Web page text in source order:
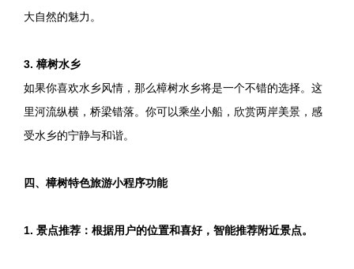
大自然的魅力。
3. 樟树水乡
如果你喜欢水乡风情，那么樟树水乡将是一个不错的选择。这
里河流纵横，桥梁错落。你可以乘坐小船，欣赏两岸美景，感
受水乡的宁静与和谐。
四、樟树特色旅游小程序功能
1. 景点推荐：根据用户的位置和喜好，智能推荐附近景点。